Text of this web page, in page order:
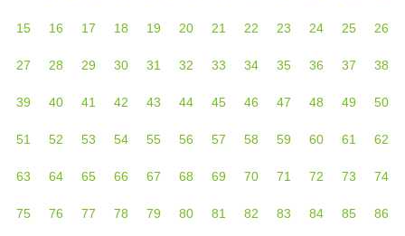
15 16 17 18 19 20 21 22 23 24 25 26
27 28 29 30 31 32 33 34 35 36 37 38
39 40 41 42 43 44 45 46 47 48 49 50
51 52 53 54 55 56 57 58 59 60 61 62
63 64 65 66 67 68 69 70 71 72 73 74
75 76 77 78 79 80 81 82 83 84 85 86